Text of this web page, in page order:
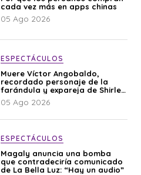
cada vez más en apps chinas
05 Ago 2026
ESPECTÁCULOS
Muere Víctor Angobaldo,
recordado personaje de la
farándula y expareja de Shirley
Cherres
05 Ago 2026
ESPECTÁCULOS
Magaly anuncia una bomba
que contradeciría comunicado
de La Bella Luz: “Hay un audio”